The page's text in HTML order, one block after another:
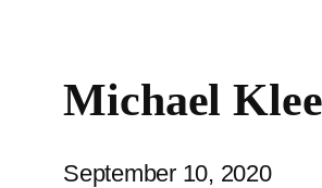
Michael
September 10, 2020